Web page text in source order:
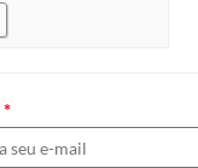
*